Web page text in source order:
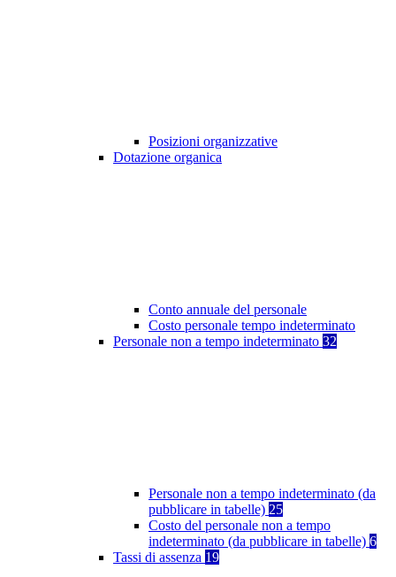
Posizioni organizzative
Dotazione organica
Conto annuale del personale
Costo personale tempo indeterminato
Personale non a tempo indeterminato 32
Personale non a tempo indeterminato (da
pubblicare in tabelle) 25
Costo del personale non a tempo
indeterminato (da pubblicare in tabelle) 6
Tassi di assenza 19